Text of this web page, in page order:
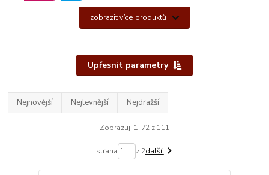
zobrazit více produktů
Upřesnit parametry
Nejnovější Nejlevnější Nejdražší
Zobrazuji 1-72 z 111
strana z 2další